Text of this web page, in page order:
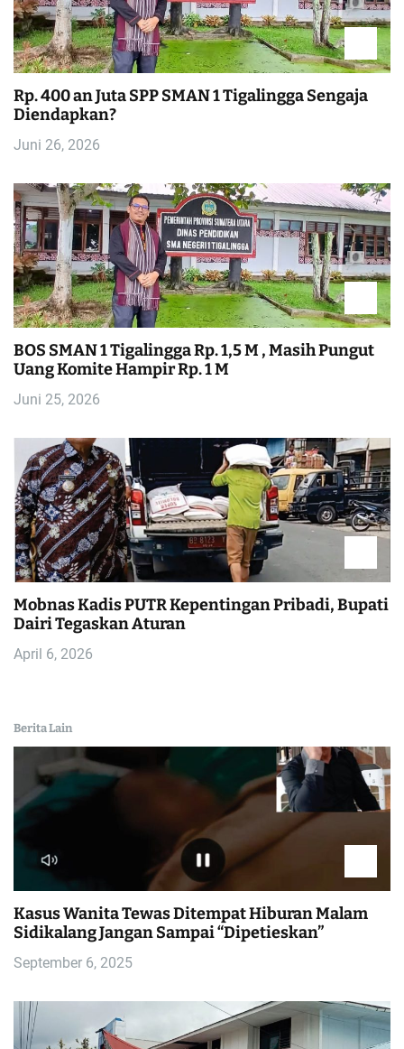
i
p
o
s
Rp. 400 an Juta SPP SMAN 1 Tigalingga Sengaja
Diendapkan?
Juni 26, 2026
BOS SMAN 1 Tigalingga Rp. 1,5 M , Masih Pungut
Uang Komite Hampir Rp. 1 M
Juni 25, 2026
Mobnas Kadis PUTR Kepentingan Pribadi, Bupati
Dairi Tegaskan Aturan
April 6, 2026
Berita Lain
Kasus Wanita Tewas Ditempat Hiburan Malam
Sidikalang Jangan Sampai “Dipetieskan”
September 6, 2025